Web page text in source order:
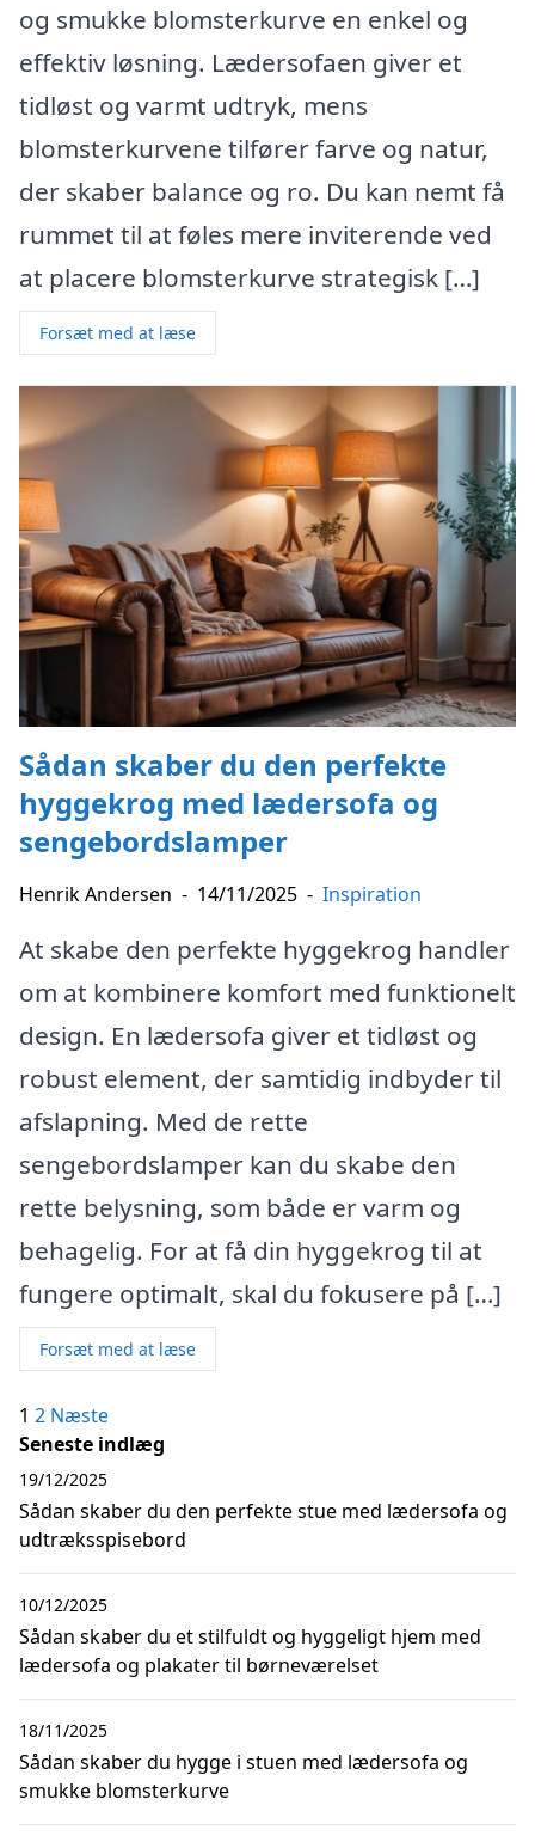
og smukke blomsterkurve en enkel og
effektiv løsning. Lædersofaen giver et
tidløst og varmt udtryk, mens
blomsterkurvene tilfører farve og natur,
der skaber balance og ro. Du kan nemt få
rummet til at føles mere inviterende ved
at placere blomsterkurve strategisk […]
Forsæt med at læse
Sådan skaber du den perfekte
hyggekrog med lædersofa og
sengebordslamper
Henrik Andersen - 14/11/2025 - Inspiration
At skabe den perfekte hyggekrog handler
om at kombinere komfort med funktionelt
design. En lædersofa giver et tidløst og
robust element, der samtidig indbyder til
afslapning. Med de rette
sengebordslamper kan du skabe den
rette belysning, som både er varm og
behagelig. For at få din hyggekrog til at
fungere optimalt, skal du fokusere på […]
Forsæt med at læse
Indlægsinddeling
1 2 Næste
Seneste indlæg
Sådan skaber du den perfekte stue med lædersofa og
udtræksspisebord
19/12/2025
Sådan skaber du et stilfuldt og hyggeligt hjem med
lædersofa og plakater til børneværelset
10/12/2025
Sådan skaber du hygge i stuen med lædersofa og
smukke blomsterkurve
18/11/2025